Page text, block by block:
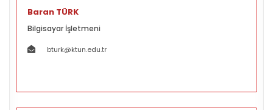
Baran TÜRK
Bilgisayar İşletmeni
bturk@ktun.edu.tr